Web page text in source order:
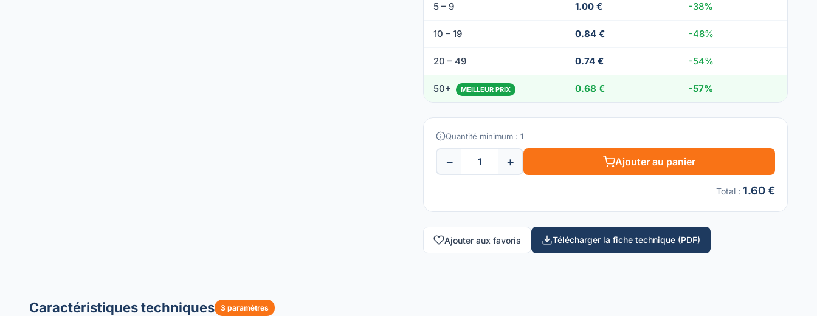
5 – 9 1.00 € -38%
10 – 19 0.84 € -48%
20 – 49 0.74 € -54%
50+ MEILLEUR PRIX 0.68 € -57%
Quantité minimum : 1
− + Ajouter au panier
Total : 1.60 €
Ajouter aux favoris Télécharger la fiche technique (PDF)
Caractéristiques techniques 3 paramètres